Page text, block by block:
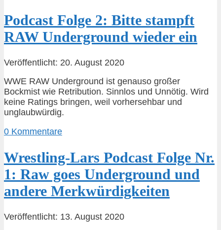
Podcast Folge 2: Bitte stampft
RAW Underground wieder ein
Veröffentlicht: 20. August 2020
WWE RAW Underground ist genauso großer
Bockmist wie Retribution. Sinnlos und Unnötig. Wird
keine Ratings bringen, weil vorhersehbar und
unglaubwürdig.
0 Kommentare
Wrestling-Lars Podcast Folge Nr.
1: Raw goes Underground und
andere Merkwürdigkeiten
Veröffentlicht: 13. August 2020